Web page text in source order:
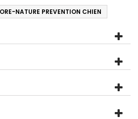
NATURE PREVENTION CHIEN